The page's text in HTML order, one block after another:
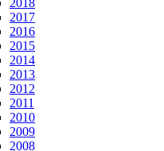
2018
2017
2016
2015
2014
2013
2012
2011
2010
2009
2008